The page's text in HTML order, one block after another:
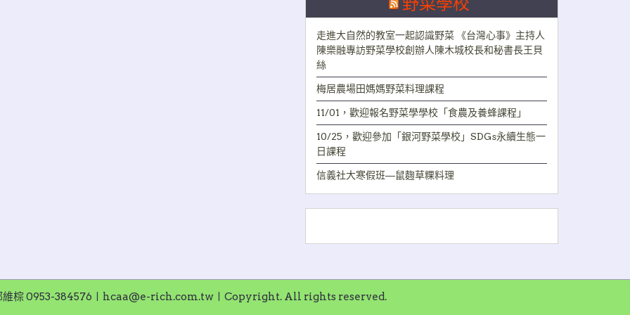
野菜學校
走進大自然的教室一起認識野菜 《台灣心事》主持人
陳樂融專訪野菜學校創辦人陳木城校長和秘書長王貝
絲
梅居農場田媽媽野菜料理課程
11/01，歡迎報名野菜學學校「食農及養蜂課程」
10/25，歡迎參加「銀河野菜學校」SDGs永續生態一
日課程
信義社大寒假班—鼠麴草粿料理
維棕 0953-384576〡hcaa@e-rich.com.tw〡Copyright. All rights reserved.